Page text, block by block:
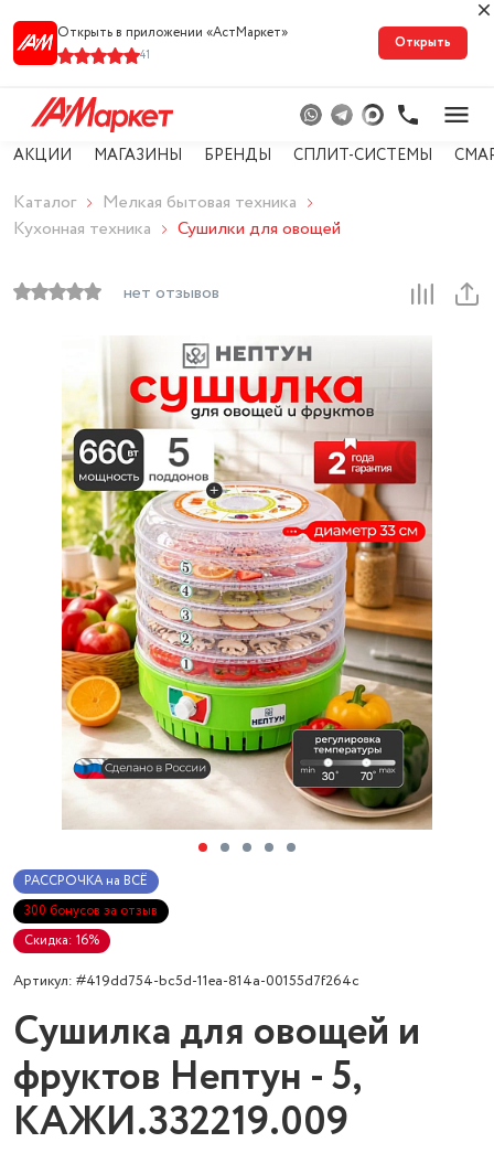
Открыть в приложении «АстМарке‪т‬»
41
Открыть
АКЦИИ МАГАЗИНЫ БРЕНДЫ СПЛИТ-СИСТЕМЫ
Каталог
Мелкая бытовая техника
Кухонная техника
Сушилки для овощей
нет отзывов
РАССРОЧКА на ВСЁ
300 бонусов за отзыв
Скидка: 16%
Артикул: #419dd754-bc5d-11ea-814a-00155d7f264c
Сушилка для овощей и
фруктов Нептун - 5,
КАЖИ.332219.009